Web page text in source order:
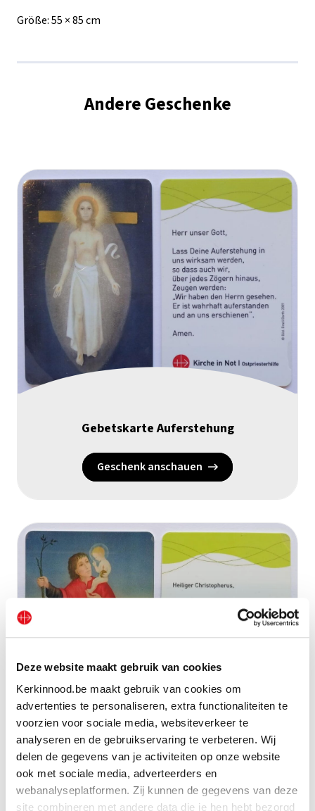
Deze website maakt gebruik van cookies
Kerkinnood.be maakt gebruik van cookies om
advertenties te personaliseren, extra functionaliteiten te
voorzien voor sociale media, websiteverkeer te
analyseren en de gebruikservaring te verbeteren. Wij
delen de gegevens van je activiteiten op onze website
ook met sociale media, adverteerders en
webanalyseplatformen. Zij kunnen de gegevens van deze
site combineren met andere data die je hen hebt bezorgd
Größe:55 × 85 cm
Andere Geschenke
Gebetskarte Auferstehung
Geschenk anschauen
Gebetskarte Sankt Christophorus